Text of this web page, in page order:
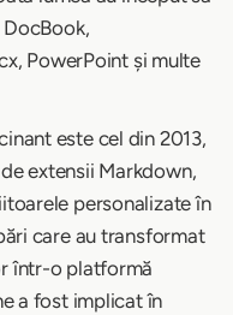
PowerPoint și multe
este cel din 2013,
extensii Markdown,
personalizate în
care au transformat
într-o platformă
a fost implicat în